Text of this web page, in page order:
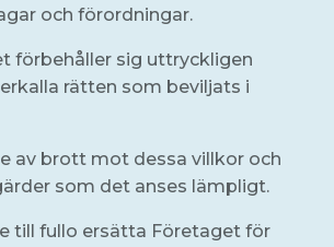
och förordningar.
förbehåller sig uttryckligen
rätten som beviljats i
av brott mot dessa villkor och
som det anses lämpligt.
till fullo ersätta Företaget för